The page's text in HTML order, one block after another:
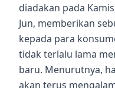
diadakan pada
Jun, memberikan
kepada para
tidak terlalu lama
baru. Menurutnya,
akan terus